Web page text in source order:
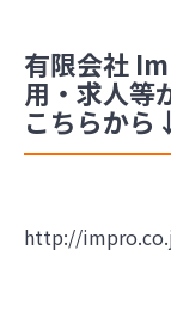
有限会社
用・求人等
こちらから
http://